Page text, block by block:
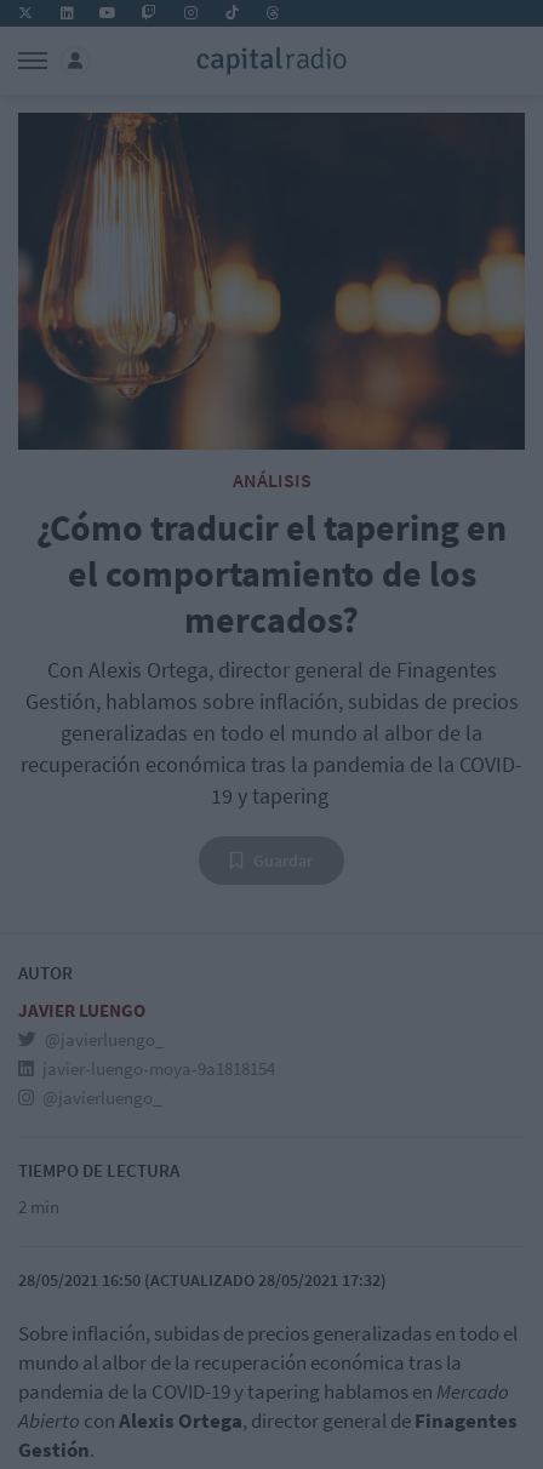
ANÁLISIS
¿Cómo traducir el tapering en
el comportamiento de los
mercados?
Con Alexis Ortega, director general de Finagentes
Gestión, hablamos sobre inflación, subidas de precios
generalizadas en todo el mundo al albor de la
recuperación económica tras la pandemia de la COVID-
19 y tapering
AUTOR
JAVIER LUENGO
@javierluengo_
javier-luengo-moya-9a1818154
@javierluengo_
TIEMPO DE LECTURA
2 min
28/05/2021 16:50 (ACTUALIZADO 28/05/2021 17:32)
Sobre inflación, subidas de precios generalizadas en todo el
mundo al albor de la recuperación económica tras la
pandemia de la COVID-19 y tapering hablamos en Mercado
Abierto conAlexis Ortega, director general deFinagentes
Gestión.